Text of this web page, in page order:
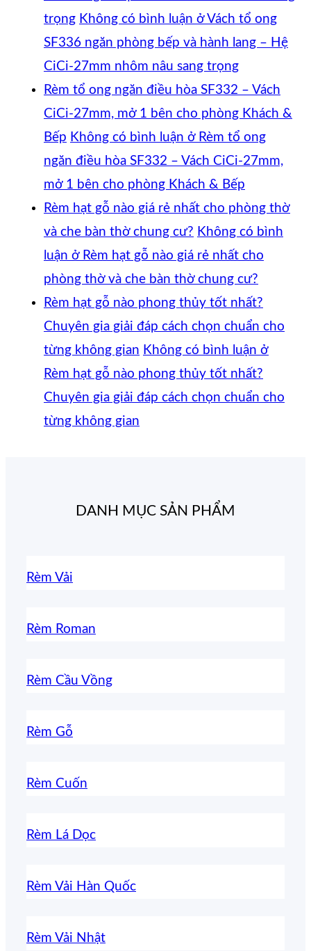
trọng Không có bình luận ở Vách tổ ong
SF336 ngăn phòng bếp và hành lang – Hệ
CiCi-27mm nhôm nâu sang trọng
Rèm tổ ong ngăn điều hòa SF332 – Vách
CiCi-27mm, mở 1 bên cho phòng Khách &
Bếp Không có bình luận ở Rèm tổ ong
ngăn điều hòa SF332 – Vách CiCi-27mm,
mở 1 bên cho phòng Khách & Bếp
Rèm hạt gỗ nào giá rẻ nhất cho phòng thờ
và che bàn thờ chung cư? Không có bình
luận ở Rèm hạt gỗ nào giá rẻ nhất cho
phòng thờ và che bàn thờ chung cư?
Rèm hạt gỗ nào phong thủy tốt nhất?
Chuyên gia giải đáp cách chọn chuẩn cho
từng không gian Không có bình luận ở
Rèm hạt gỗ nào phong thủy tốt nhất?
Chuyên gia giải đáp cách chọn chuẩn cho
từng không gian
DANH MỤC SẢN PHẨM
Rèm Vải
Rèm Roman
Rèm Cầu Vồng
Rèm Gỗ
Rèm Cuốn
Rèm Lá Dọc
Rèm Vải Hàn Quốc
Rèm Vải Nhật